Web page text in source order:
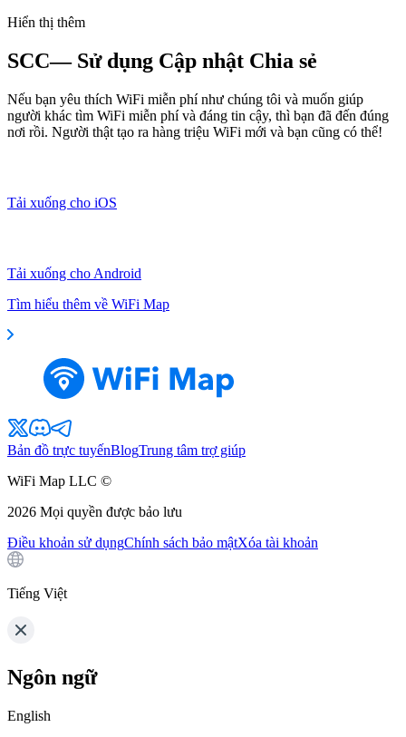
Hiển thị thêm
SCC— Sử dụng Cập nhật Chia sẻ
Nếu bạn yêu thích WiFi miễn phí như chúng tôi và muốn giúp
người khác tìm WiFi miễn phí và đáng tin cậy, thì bạn đã đến đúng
nơi rồi. Người thật tạo ra hàng triệu WiFi mới và bạn cũng có thể!
Tải xuống cho iOS
Tải xuống cho Android
Tìm hiểu thêm về WiFi Map
Bản đồ trực tuyếnBlogTrung tâm trợ giúp
WiFi Map LLC ©
2026 Mọi quyền được bảo lưu
Điều khoản sử dụngChính sách bảo mậtXóa tài khoản
Tiếng Việt
Ngôn ngữ
English